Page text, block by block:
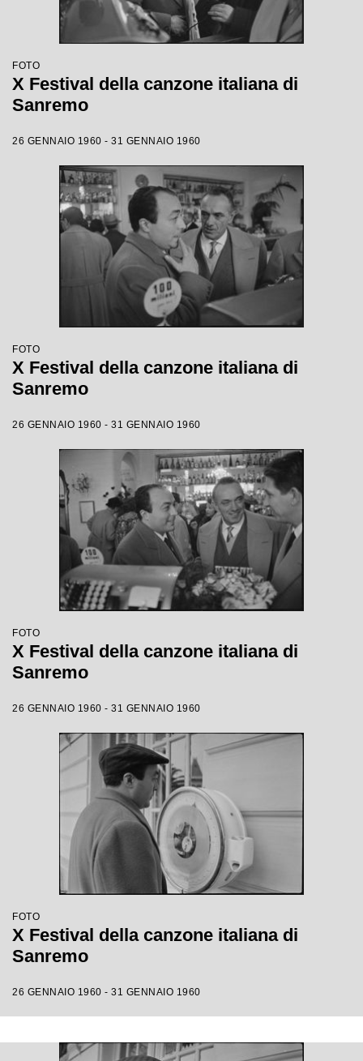
FOTO
X Festival della canzone italiana di
Sanremo
26 GENNAIO 1960 - 31 GENNAIO 1960
FOTO
X Festival della canzone italiana di
Sanremo
26 GENNAIO 1960 - 31 GENNAIO 1960
FOTO
X Festival della canzone italiana di
Sanremo
26 GENNAIO 1960 - 31 GENNAIO 1960
FOTO
X Festival della canzone italiana di
Sanremo
26 GENNAIO 1960 - 31 GENNAIO 1960